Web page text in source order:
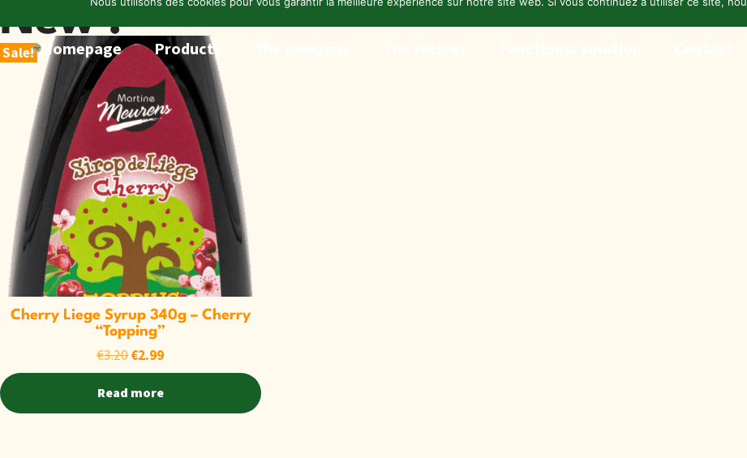
Homepage Products
Sale!
Cherry Liege Syrup 340g – Cherry
“Topping”
€3.20€2.99
Read more